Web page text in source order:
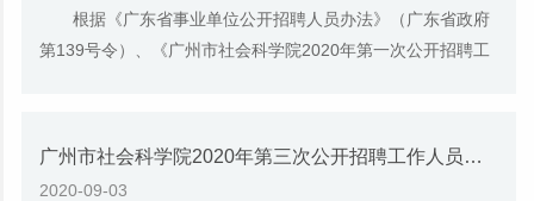
根据《广东省事业单位公开招聘人员办法》（广东省政府
第139号令）、《广州市社会科学院2020年第一次公开招聘工
广州市社会科学院2020年第三次公开招聘工作人员综合成绩及入围体检公告
2020-09-03